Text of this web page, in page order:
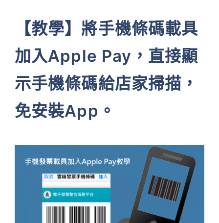
【教學】將手機條碼載具
加入Apple Pay，直接顯
示手機條碼給店家掃描，
免安裝App。